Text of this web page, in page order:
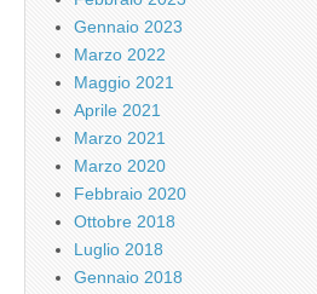
Gennaio 2023
Marzo 2022
Maggio 2021
Aprile 2021
Marzo 2021
Marzo 2020
Febbraio 2020
Ottobre 2018
Luglio 2018
Gennaio 2018